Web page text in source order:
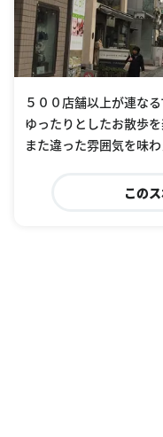
５００店舗以上が連な
ゆったりとしたお散歩
また違った雰囲気を味
この